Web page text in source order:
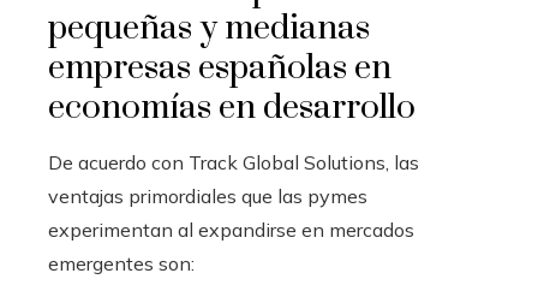
pequeñas y medianas
empresas españolas en
economías en desarrollo
De acuerdo con Track Global Solutions, las
ventajas primordiales que las pymes
experimentan al expandirse en mercados
emergentes son: